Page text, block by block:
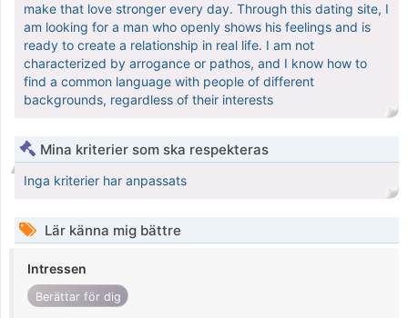
make that love stronger every day. Through this dating site, I
am looking for a man who openly shows his feelings and is
ready to create a relationship in real life. I am not
characterized by arrogance or pathos, and I know how to
find a common language with people of different
backgrounds, regardless of their interests
Mina kriterier som ska respekteras
Inga kriterier har anpassats
Lär känna mig bättre
Intressen
Berättar för dig